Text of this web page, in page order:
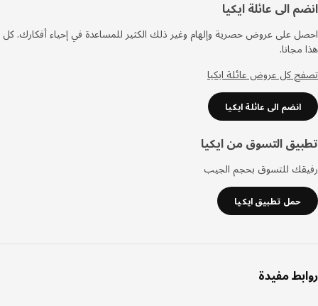
الى عائلة ايكيا
على عروض حصرية وإلهام وغير ذلك الكثير للمساعدة في إحياء أفكارك. كل
كل عروض عائلة ايكيا
انضم الى عائلة ايكيا
التسوق من ايكيا
للتسوق بحجم الجيب
حمل تطبيق ايكيا
مفيدة